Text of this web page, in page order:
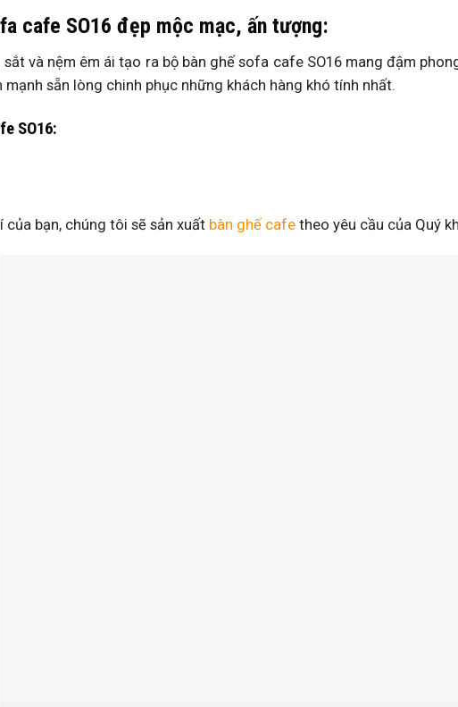
cafe SO16 đẹp mộc mạc, ấn tượng:
và nệm êm ái tạo ra bộ bàn ghế sofa cafe SO16 mang đậm
sẵn lòng chinh phục những khách hàng khó tính nhất.
SO16:
bạn, chúng tôi sẽ sản xuất bàn ghế cafe theo yêu cầu của Quý